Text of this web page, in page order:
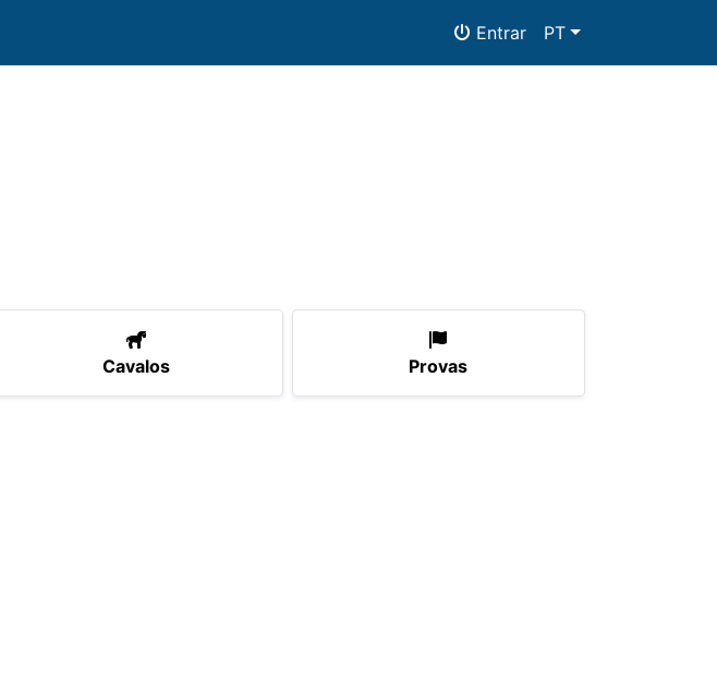
Entrar PT
Cavalos Provas